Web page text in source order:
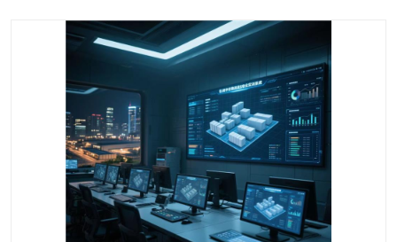
物流数字孪生 数字企业经营
工业工程实训室